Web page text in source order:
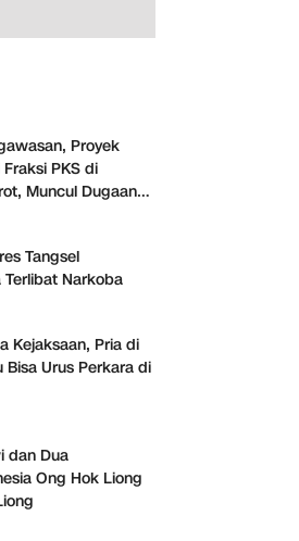
Proyek
PKS di
Muncul Dugaan
Tangsel
Narkoba
Kejaksaan, Pria di
Bisa Urus Perkara di
dan Dua
Ong Hok Liong